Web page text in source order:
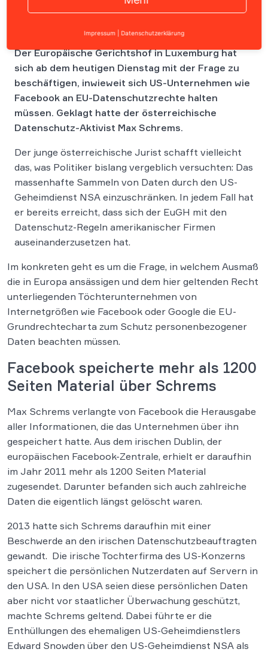
Der Europäische Gerichtshof in Luxemburg hat
sich ab dem heutigen Dienstag mit der Frage zu
beschäftigen, inwieweit sich US-Unternehmen wie
Facebook an EU-Datenschutzrechte halten
müssen. Geklagt hatte der österreichische
Datenschutz-Aktivist Max Schrems.
Der junge österreichische Jurist schafft vielleicht
das, was Politiker bislang vergeblich versuchten: Das
massenhafte Sammeln von Daten durch den US-
Geheimdienst NSA einzuschränken. In jedem Fall hat
er bereits erreicht, dass sich der EuGH mit den
Datenschutz-Regeln amerikanischer Firmen
auseinanderzusetzen hat.
Im konkreten geht es um die Frage, in welchem Ausmaß
die in Europa ansässigen und dem hier geltenden Recht
unterliegenden Töchterunternehmen von
Internetgrößen wie Facebook oder Google die EU-
Grundrechtecharta zum Schutz personenbezogener
Daten beachten müssen.
Facebook speicherte mehr als 1200
Seiten Material über Schrems
Max Schrems verlangte von Facebook die Herausgabe
aller Informationen, die das Unternehmen über ihn
gespeichert hatte. Aus dem irischen Dublin, der
europäischen Facebook-Zentrale, erhielt er daraufhin
im Jahr 2011 mehr als 1200 Seiten Material
zugesendet. Darunter befanden sich auch zahlreiche
Daten die eigentlich längst gelöscht waren.
2013 hatte sich Schrems daraufhin mit einer
Beschwerde an den irischen Datenschutzbeauftragten
gewandt. Die irische Tochterfirma des US-Konzerns
speichert die persönlichen Nutzerdaten auf Servern in
den USA. In den USA seien diese persönlichen Daten
aber nicht vor staatlicher Überwachung geschützt,
machte Schrems geltend. Dabei führte er die
Enthüllungen des ehemaligen US-Geheimdienstlers
Edward Snowden über den US-Geheimdienst NSA als
Impressum Datenschutzerklärung